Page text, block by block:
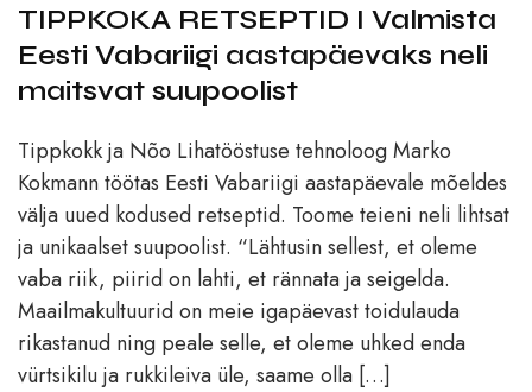
TIPPKOKA RETSEPTID I Valmista
Eesti Vabariigi aastapäevaks neli
maitsvat suupoolist
Tippkokk ja Nõo Lihatööstuse tehnoloog Marko
Kokmann töötas Eesti Vabariigi aastapäevale mõeldes
välja uued kodused retseptid. Toome teieni neli lihtsat
ja unikaalset suupoolist. “Lähtusin sellest, et oleme
vaba riik, piirid on lahti, et rännata ja seigelda.
Maailmakultuurid on meie igapäevast toidulauda
rikastanud ning peale selle, et oleme uhked enda
vürtsikilu ja rukkileiva üle, saame olla […]